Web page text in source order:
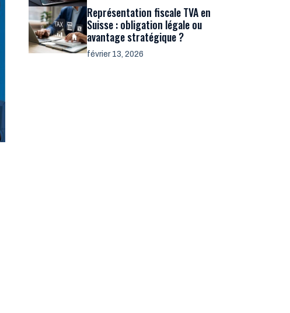
Représentation fiscale TVA en
Suisse : obligation légale ou
avantage stratégique ?
février 13, 2026